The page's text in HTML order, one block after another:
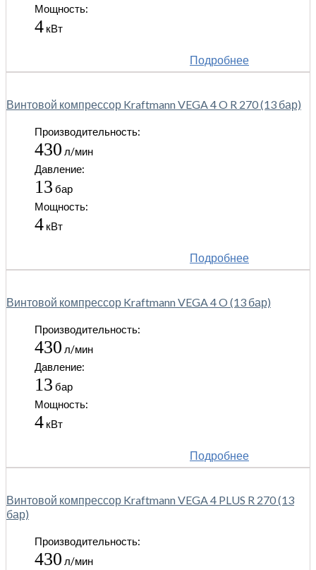
Мощность:
4 кВт
Подробнее
Винтовой компрессор Kraftmann VEGA 4 O R 270 (13 бар)
Производительность:
430 л/мин
Давление:
13 бар
Мощность:
4 кВт
Подробнее
Винтовой компрессор Kraftmann VEGA 4 O (13 бар)
Производительность:
430 л/мин
Давление:
13 бар
Мощность:
4 кВт
Подробнее
Винтовой компрессор Kraftmann VEGA 4 PLUS R 270 (13
бар)
Производительность:
430 л/мин